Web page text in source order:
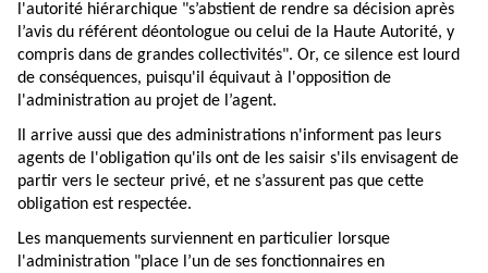
l'autorité hiérarchique "s’abstient de rendre sa décision après
l’avis du référent déontologue ou celui de la Haute Autorité, y
compris dans de grandes collectivités". Or, ce silence est lourd
de conséquences, puisqu'il équivaut à l'opposition de
l'administration au projet de l’agent.
Il arrive aussi que des administrations n'informent pas leurs
agents de l'obligation qu'ils ont de les saisir s'ils envisagent de
partir vers le secteur privé, et ne s’assurent pas que cette
obligation est respectée.
Les manquements surviennent en particulier lorsque
l'administration "place l’un de ses fonctionnaires en